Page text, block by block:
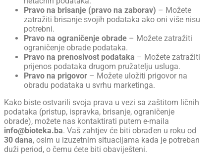
Pravo na brisanje (pravo na zaborav) – Možete
zatražiti brisanje svojih podataka ako oni više nisu
potrebni.
Pravo na ograničenje obrade – Možete zatražiti
ograničenje obrade podataka.
Pravo na prenosivost podataka – Možete zatražiti
prijenos podataka drugom pružatelju usluga.
Pravo na prigovor – Možete uložiti prigovor na
obradu podataka u svrhu marketinga.
Kako biste ostvarili svoja prava u vezi sa zaštitom ličnih
podataka (pristup, ispravka, brisanje, ograničenje
obrade), možete nas kontaktirati putem e-maila
info@bioteka.ba. Vaš zahtjev će biti obrađen u roku od
30 dana, osim u izuzetnim situacijama kada je potreban
duži period, o čemu ćete biti obaviješteni.